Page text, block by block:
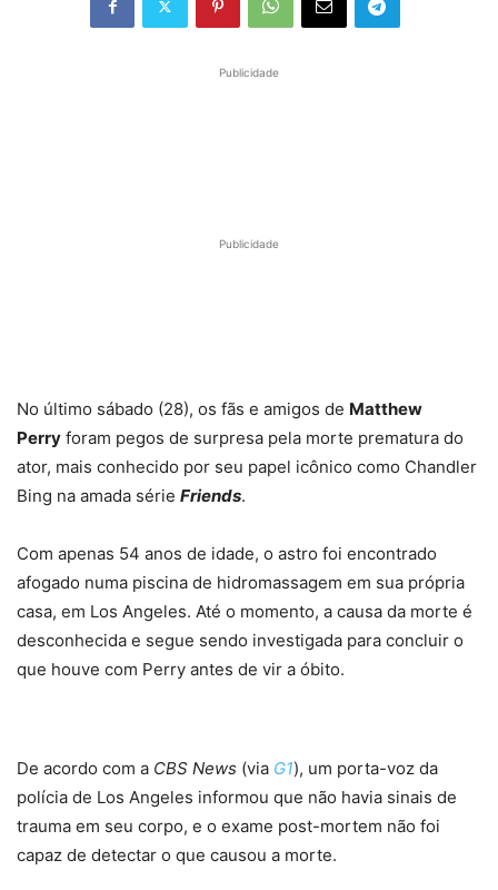
Publicidade
Publicidade
No último sábado (28), os fãs e amigos de Matthew
Perry foram pegos de surpresa pela morte prematura do
ator, mais conhecido por seu papel icônico como Chandler
Bing na amada série Friends.
Com apenas 54 anos de idade, o astro foi encontrado
afogado numa piscina de hidromassagem em sua própria
casa, em Los Angeles. Até o momento, a causa da morte é
desconhecida e segue sendo investigada para concluir o
que houve com Perry antes de vir a óbito.
De acordo com a CBS News (via G1), um porta-voz da
polícia de Los Angeles informou que não havia sinais de
trauma em seu corpo, e o exame post-mortem não foi
capaz de detectar o que causou a morte.